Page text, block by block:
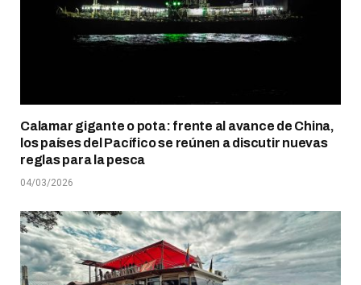
Calamar gigante o pota: frente al avance de China,
los países del Pacífico se reúnen a discutir nuevas
reglas para la pesca
04/03/2026